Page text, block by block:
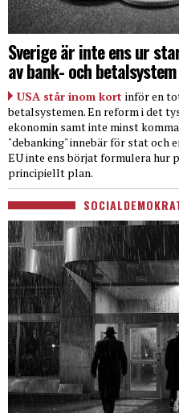
Sverige är inte ens ur
av bank- och betalsystem
USA står inom kort inför en
betalsystemen. En reform i det
ekonomin samt inte minst
"debanking" innebär för stat och
EU inte ens börjat formulera hur
principiellt plan.